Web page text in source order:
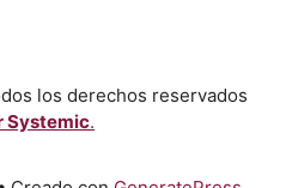
los derechos reservados
Systemic.